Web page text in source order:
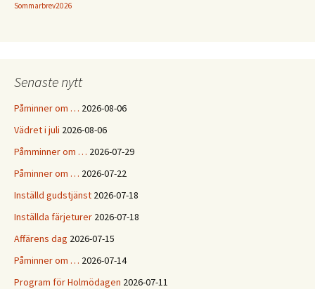
Sommarbrev2026
Senaste nytt
Påminner om … 2026-08-06
Vädret i juli 2026-08-06
Påmminner om … 2026-07-29
Påminner om … 2026-07-22
Inställd gudstjänst 2026-07-18
Inställda färjeturer 2026-07-18
Affärens dag 2026-07-15
Påminner om … 2026-07-14
Program för Holmödagen 2026-07-11